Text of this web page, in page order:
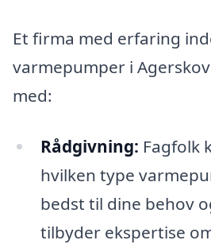
Et firma med erfaring
varmepumper i
med:
Rådgivning: Fagfolk
hvilken type
bedst til dine behov
tilbyder ekspertise